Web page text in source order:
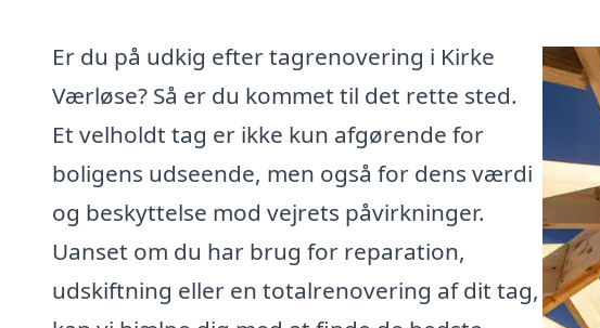
Er du på udkig efter tagrenovering i Kirke
Værløse? Så er du kommet til det rette sted.
Et velholdt tag er ikke kun afgørende for
boligens udseende, men også for dens værdi
og beskyttelse mod vejrets påvirkninger.
Uanset om du har brug for reparation,
udskiftning eller en totalrenovering af dit tag,